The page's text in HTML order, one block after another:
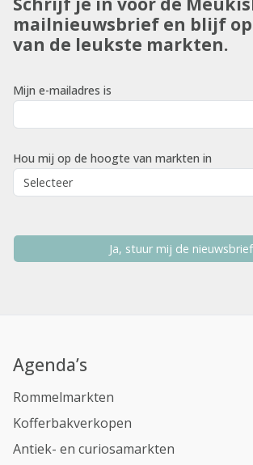
mailnieuwsbrief en blijf
van de leukste markten.
Mijn e-mailadres is
Hou mij op de hoogte van markten in
Ja, stuur mij de nieuwsbrief
Agenda’s
Rommelmarkten
Kofferbakverkopen
Antiek- en curiosamarkten